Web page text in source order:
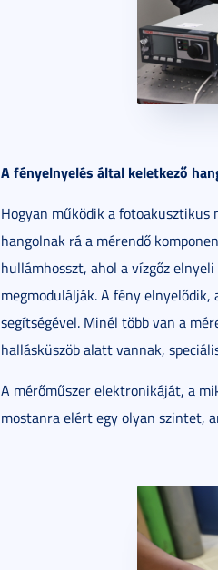
A fényelnyelés által keletkező
Hogyan működik a fotoakusztikus
hangolnak rá a mérendő
hullámhosszt, ahol a vízgőz
megmodulálják. A fény
segítségével. Minél több van a
hallásküszöb alatt vannak,
A mérőműszer elektronikáját, a
mostanra elért egy olyan szintet,